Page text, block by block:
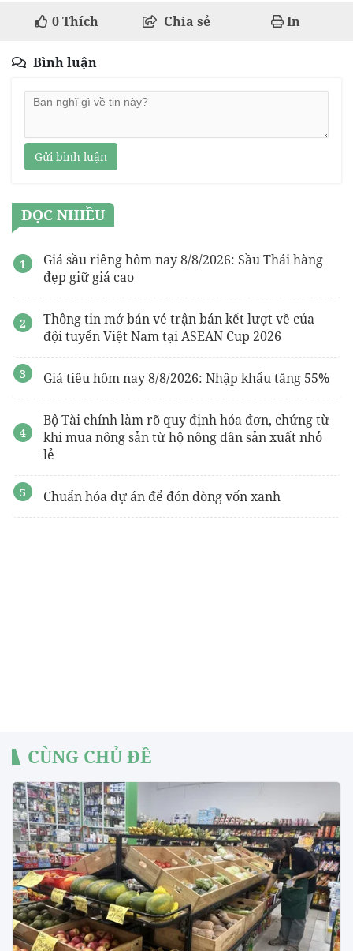
0Thích Chia sẻ In
Bình luận
Gửi bình luận
ĐỌC NHIỀU
Giá sầu riêng hôm nay 8/8/2026: Sầu Thái hàng
đẹp giữ giá cao
Thông tin mở bán vé trận bán kết lượt về của
đội tuyển Việt Nam tại ASEAN Cup 2026
Giá tiêu hôm nay 8/8/2026: Nhập khẩu tăng 55%
Bộ Tài chính làm rõ quy định hóa đơn, chứng từ
khi mua nông sản từ hộ nông dân sản xuất nhỏ
lẻ
Chuẩn hóa dự án để đón dòng vốn xanh
CÙNG CHỦ ĐỀ